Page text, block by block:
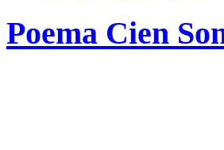
Poema Cien